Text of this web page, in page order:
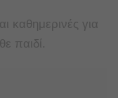
καθημερινές για
παιδί.